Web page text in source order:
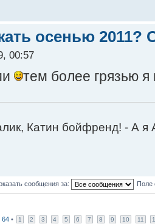
осенью 2011?
00:57
тем более грязью я
Катин бойфренд! - А я
сообщения за: Поле
64 • 1 2 3 4 5 6 7 8 9 10 11